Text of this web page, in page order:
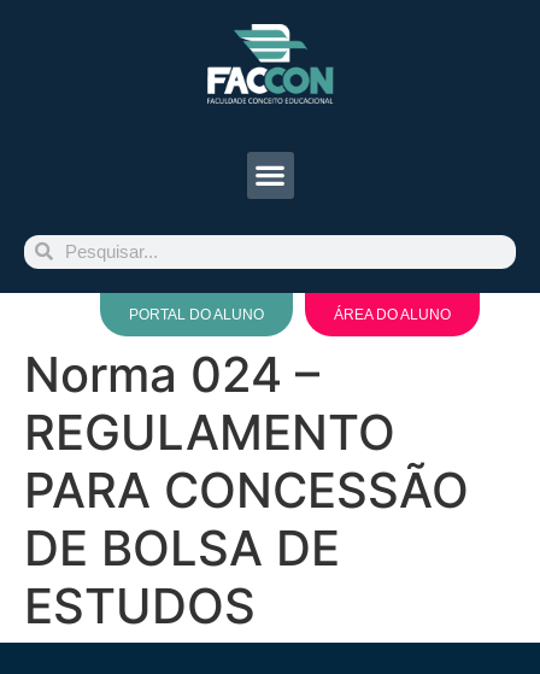
PORTAL DO ALUNO ÁREA DO ALUNO
Norma 024 –
REGULAMENTO
PARA CONCESSÃO
DE BOLSA DE
ESTUDOS